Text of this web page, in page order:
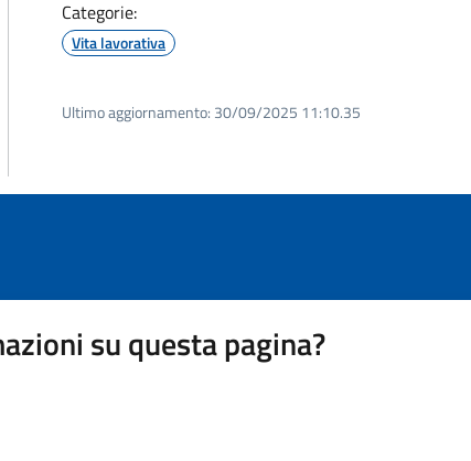
Categorie:
Vita lavorativa
Ultimo aggiornamento: 30/09/2025 11:10.35
su questa pagina?